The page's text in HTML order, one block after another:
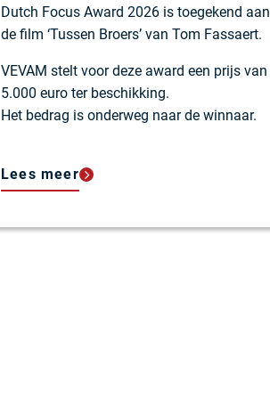
Dutch Focus Award 2026 is toegekend aan
de film ‘Tussen Broers’ van Tom Fassaert.
VEVAM stelt voor deze award een prijs van
5.000 euro ter beschikking.
Het bedrag is onderweg naar de winnaar.
Lees meer